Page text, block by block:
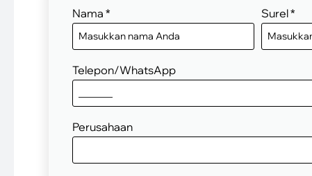
Nama * Surel*
Telepon/WhatsApp
Perusahaan